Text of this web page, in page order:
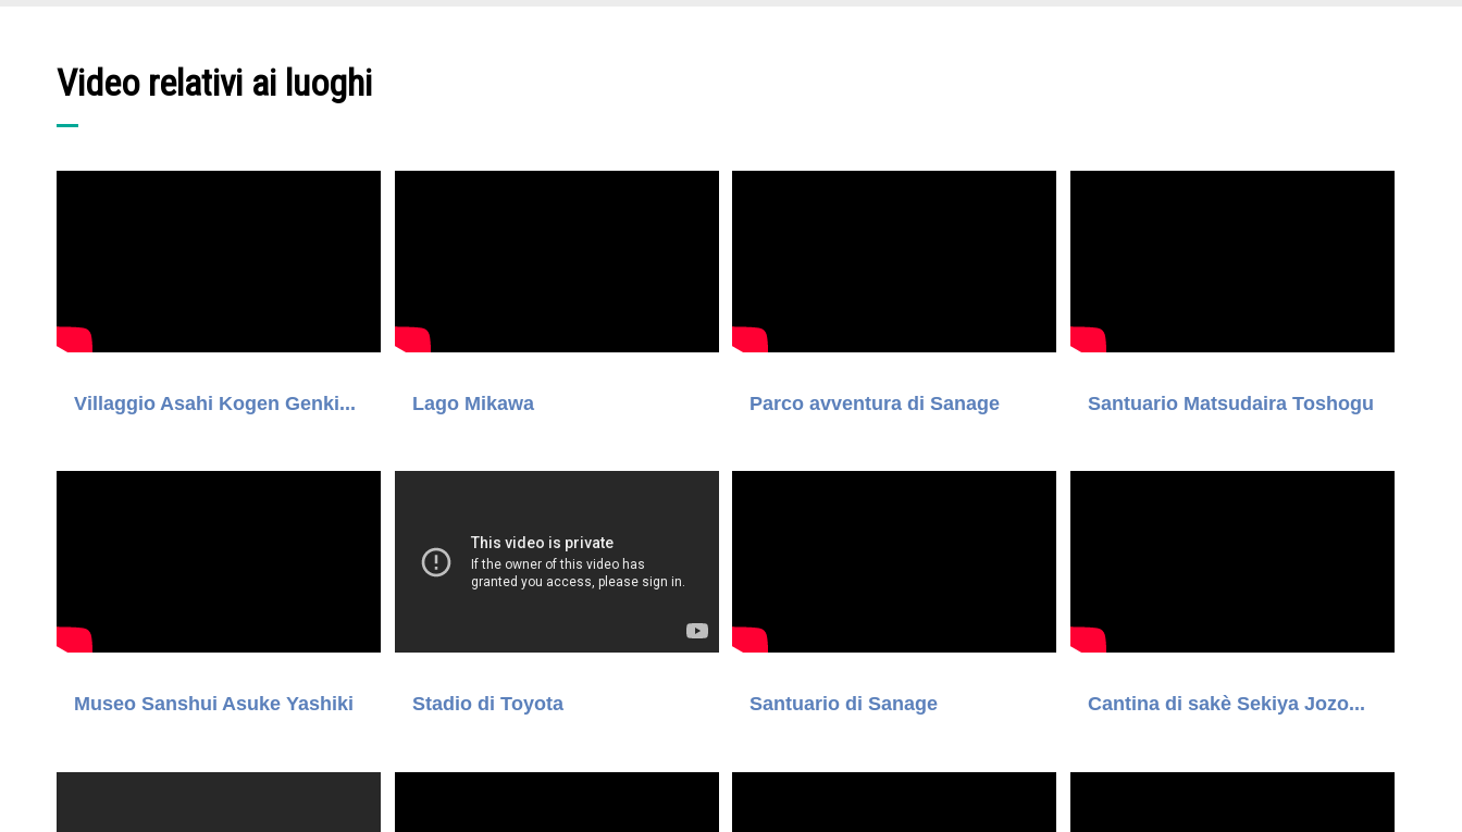
Video relativi ai luoghi
Villaggio Asahi Kogen Genki... Lago Mikawa Parco avventura di Sanage Santuario Matsudaira Toshogu
Museo Sanshui Asuke Yashiki Stadio di Toyota Santuario di Sanage Cantina di sakè Sekiya Jozo...